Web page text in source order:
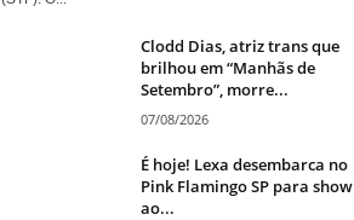
Clodd Dias, atriz trans que
brilhou em “Manhãs de
Setembro”, morre...
07/08/2026
É hoje! Lexa desembarca no
Pink Flamingo SP para show
ao...